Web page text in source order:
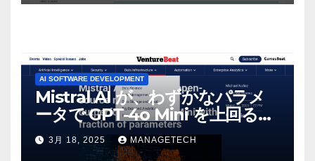
AI SOFTWARE DEVELOPMENT
Mistral AI が、わずかなパラメ
ータで GPT-4o Mini を上回る新
しいオープンソース モデルをリ
リース | VentureBeat
3月 18, 2025 MANAGETECH